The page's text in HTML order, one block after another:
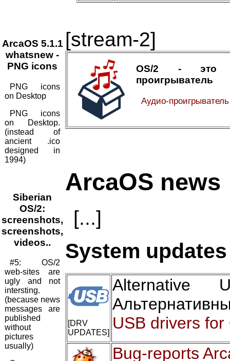
ArcaOS 5.1.1
whatsnew -
PNG icons
PNG icons
on Desktop
PNG icons
on Desktop.
(instead of
ancient .ico
designed in
1994)
Siberian
OS/2:
screenshots,
screenshots,
videos..
#5: OS/2
web-sites are
ugly and not
intersting.
(because news
messages are
published
without
pictures
usually)
[stream-2]
OS/2 - это
проигрыватель
Аудио-
ArcaOS news
[...]
System
[DRV
UPDATES]
USB drivers for
Bug-reports